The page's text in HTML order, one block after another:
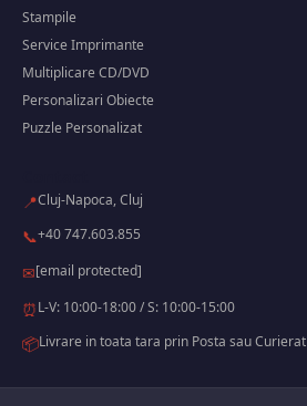
Stampile
Service Imprimante
Multiplicare CD/DVD
Personalizari Obiecte
Puzzle Personalizat
📍Cluj-Napoca, Cluj
📞+40 747.603.855
✉[email protected]
⏰L-V: 10:00-18:00 / S: 10:00-15:00
📦Livrare in toata tara prin Posta sau Curierat